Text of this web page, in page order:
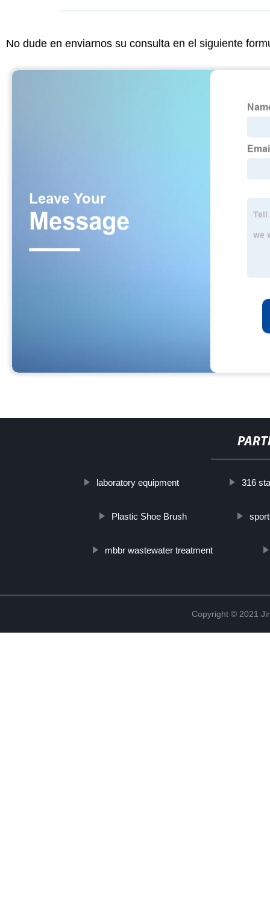
No dude en enviarnos su consulta en el siguiente
laboratory equipment 316
Plastic Shoe Brush
mbbr wastewater treatment
Copyright © 2021